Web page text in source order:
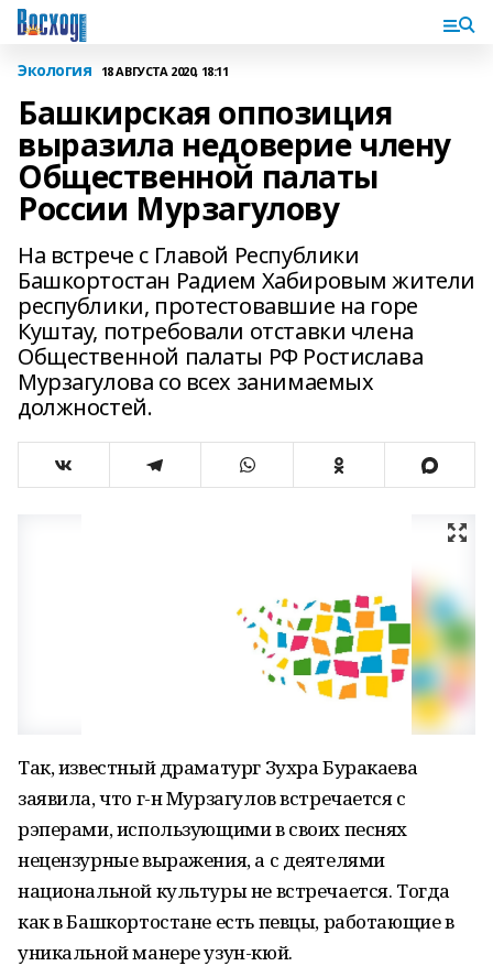
Экология 18 АВГУСТА 2020, 18:11
Башкирская оппозиция
выразила недоверие члену
Общественной палаты
России Мурзагулову
На встрече с Главой Республики
Башкортостан Радием Хабировым жители
республики, протестовавшие на горе
Куштау, потребовали отставки члена
Общественной палаты РФ Ростислава
Мурзагулова со всех занимаемых
должностей.
Так, известный драматург Зухра Буракаева
заявила, что г-н Мурзагулов встречается с
рэперами, использующими в своих песнях
нецензурные выражения, а с деятелями
национальной культуры не встречается. Тогда
как в Башкортостане есть певцы, работающие в
уникальной манере узун-кюй.